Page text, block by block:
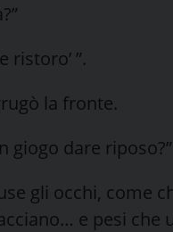
ristoro’ ”.
la fronte.
giogo dare riposo?”
gli occhi, come
e pesi che